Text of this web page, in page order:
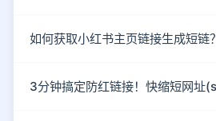
如何获取小红书主页链接生成短链？